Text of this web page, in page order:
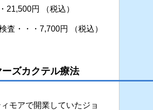
21,500円 （税込）
査・・・7,700円 （税込）
ズカクテル療法
モアで開業していたジョ